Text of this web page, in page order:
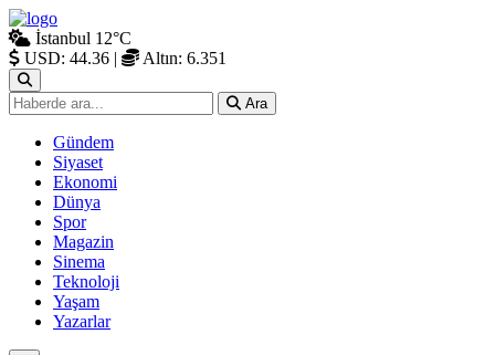
İstanbul 12°C
USD: 44.36 | Altın: 6.351
Ara
Gündem
Siyaset
Ekonomi
Dünya
Spor
Magazin
Sinema
Teknoloji
Yaşam
Yazarlar